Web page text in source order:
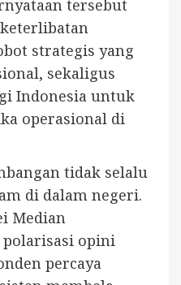
tersebut
strategis yang
sekaligus
Indonesia untuk
operasional di
tidak selalu
di dalam negeri.
Median
opini
percaya